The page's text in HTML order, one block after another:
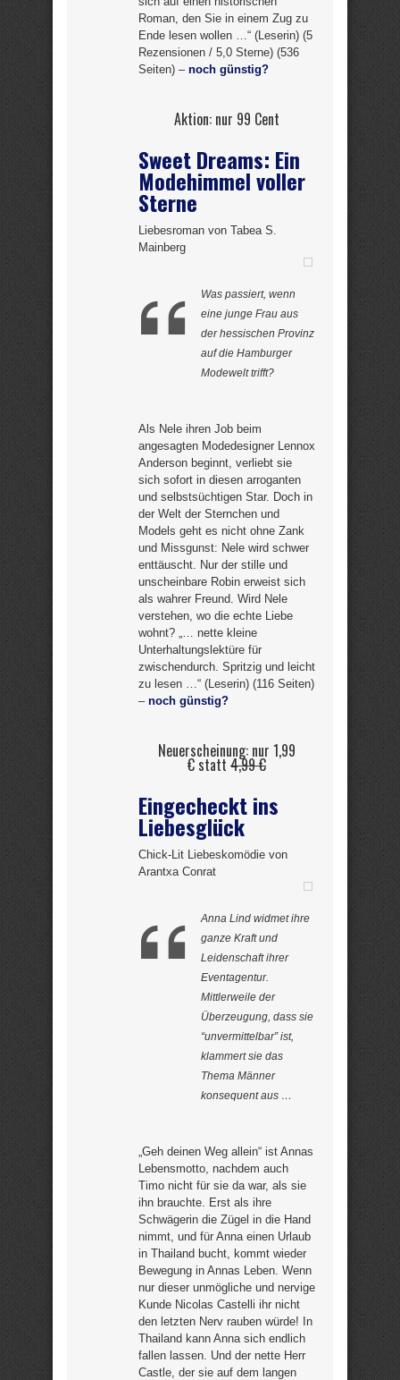
Roman, den Sie in einem Zug zu
Ende lesen wollen …“ (Leserin) (5
Rezensionen / 5,0 Sterne) (536
Seiten) – noch günstig?
Aktion: nur 99 Cent
Sweet Dreams: Ein
Modehimmel voller
Sterne
Liebesroman von Tabea S.
Mainberg
Was passiert, wenn
eine junge Frau aus
der hessischen Provinz
auf die Hamburger
Modewelt trifft?
Als Nele ihren Job beim
angesagten Modedesigner Lennox
Anderson beginnt, verliebt sie
sich sofort in diesen arroganten
und selbstsüchtigen Star. Doch in
der Welt der Sternchen und
Models geht es nicht ohne Zank
und Missgunst: Nele wird schwer
enttäuscht. Nur der stille und
unscheinbare Robin erweist sich
als wahrer Freund. Wird Nele
verstehen, wo die echte Liebe
wohnt? „… nette kleine
Unterhaltungslektüre für
zwischendurch. Spritzig und leicht
zu lesen …“ (Leserin) (116 Seiten)
– noch günstig?
Neuerscheinung: nur 1,99
€ statt 4,99 €
Eingecheckt ins
Liebesglück
Chick-Lit Liebeskomödie von
Arantxa Conrat
Anna Lind widmet ihre
ganze Kraft und
Leidenschaft ihrer
Eventagentur.
Mittlerweile der
Überzeugung, dass sie
“unvermittelbar” ist,
klammert sie das
Thema Männer
konsequent aus …
„Geh deinen Weg allein“ ist Annas
Lebensmotto, nachdem auch
Timo nicht für sie da war, als sie
ihn brauchte. Erst als ihre
Schwägerin die Zügel in die Hand
nimmt, und für Anna einen Urlaub
in Thailand bucht, kommt wieder
Bewegung in Annas Leben. Wenn
nur dieser unmögliche und nervige
Kunde Nicolas Castelli ihr nicht
den letzten Nerv rauben würde! In
Thailand kann Anna sich endlich
fallen lassen. Und der nette Herr
Castle, der sie auf dem langen